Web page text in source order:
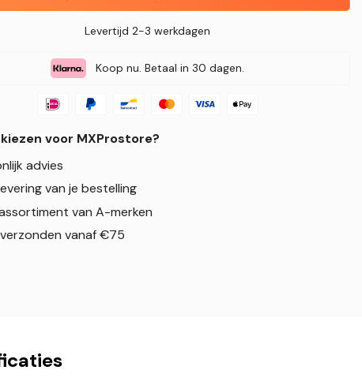
Levertijd 2-3 werkdagen
Koop nu. Betaal in 30 dagen.
voor MXProstore?
advies
van je bestelling
van A-merken
vanaf €75